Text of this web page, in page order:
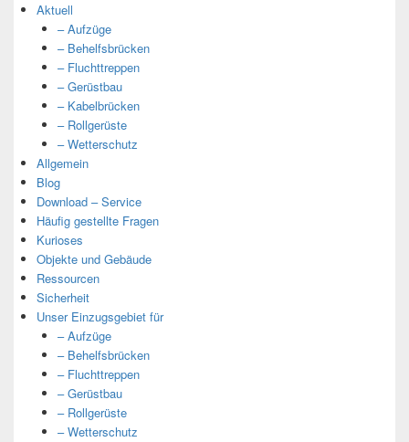
Aktuell
– Aufzüge
– Behelfsbrücken
– Fluchttreppen
– Gerüstbau
– Kabelbrücken
– Rollgerüste
– Wetterschutz
Allgemein
Blog
Download – Service
Häufig gestellte Fragen
Kurioses
Objekte und Gebäude
Ressourcen
Sicherheit
Unser Einzugsgebiet für
– Aufzüge
– Behelfsbrücken
– Fluchttreppen
– Gerüstbau
– Rollgerüste
– Wetterschutz